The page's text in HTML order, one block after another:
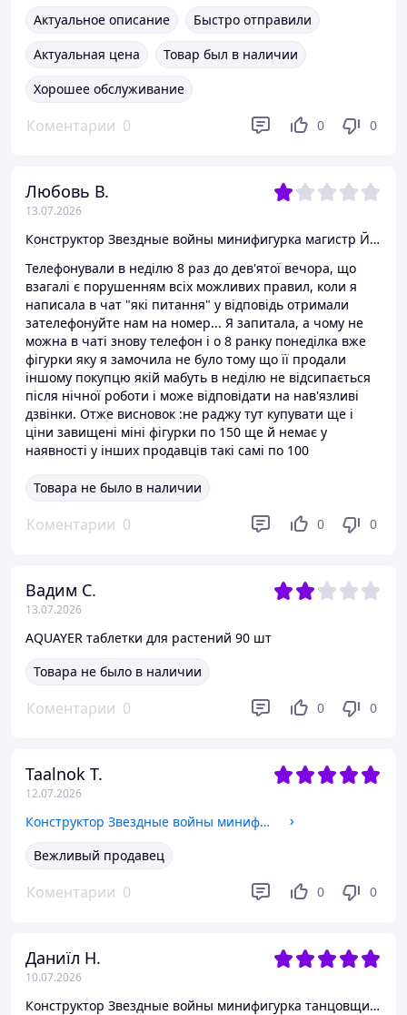
Актуальное описание
Быстро отправили
Актуальная цена
Товар был в наличии
Хорошее обслуживание
Коментарии 0 0 0
Любовь В.
13.07.2026
Конструктор Звездные войны минифигурка магистр Йода
Телефонували в неділю 8 раз до дев'ятої вечора, що
взагалі є порушенням всіх можливих правил, коли я
написала в чат "які питання" у відповідь отримали
зателефонуйте нам на номер... Я запитала, а чому не
можна в чаті знову телефон і о 8 ранку понеділка вже
фігурки яку я замочила не було тому що її продали
іншому покупцю якій мабуть в неділю не відсипається
після нічної роботи і може відповідати на нав'язливі
дзвінки. Отже висновок :не раджу тут купувати ще і
ціни завищені міні фігурки по 150 ще й немає у
наявності у інших продавців такі самі по 100
Товара не было в наличии
Коментарии 0 0 0
Вадим С.
13.07.2026
AQUAYER таблетки для растений 90 шт
Товара не было в наличии
Коментарии 0 0 0
Taalnok T.
12.07.2026
Конструктор Звездные войны минифигурка ситх Дарт Мол
Вежливый продавец
Коментарии 0 0 0
Даниїл Н.
10.07.2026
Конструктор Звездные войны минифигурка танцовщица Ула